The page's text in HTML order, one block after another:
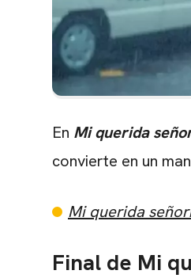
En Mi querida
convierte en un
Mi querida
Final de Mi